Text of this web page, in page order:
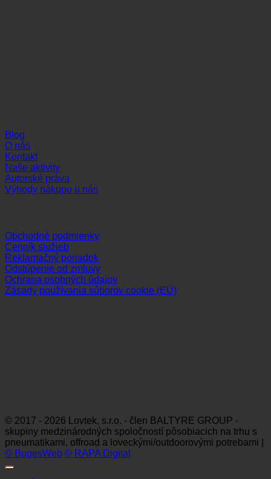
Blog
O nás
Kontakt
Naše aktivity
Autorské práva
Výhody nákupu u nás
Obchodné podmienky
Cenník služieb
Reklamačný poriadok
Odstúpenie od zmluvy
Ochrana osobných údajov
Zásady používania súborov cookie (EÚ)
© 2017 - 2026 Lovtek, s.r.o. - člen BALTYRE GROUP -
skupiny medzinárodných spoločností pôsobiacich na trhu s
pneumatikami, offroad a loveckými/outdoorovými potrebami |
© BugesWeb © RAPA Digital